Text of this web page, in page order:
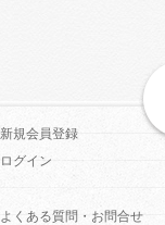
新規会員登録
ログイン
よくある質問・お問合せ